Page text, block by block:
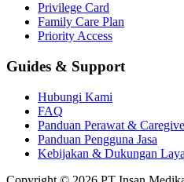
Privilege Card
Family Care Plan
Priority Access
Guides & Support
Hubungi Kami
FAQ
Panduan Perawat &
Panduan Pengguna Jasa
Kebijakan & Dukungan